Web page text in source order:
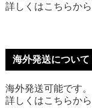
詳しくはこちらから
海外発送について
海外発送可能です。
詳しくはこちらから